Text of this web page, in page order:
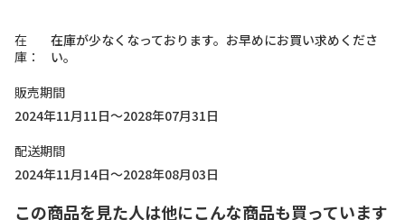
在
庫
在庫が少なくなっております。お早めにお買い求めくださ
い。
販売期間
2024年11月11日～2028年07月31日
配送期間
2024年11月14日～2028年08月03日
この商品を見た人は他にこんな商品も買っています